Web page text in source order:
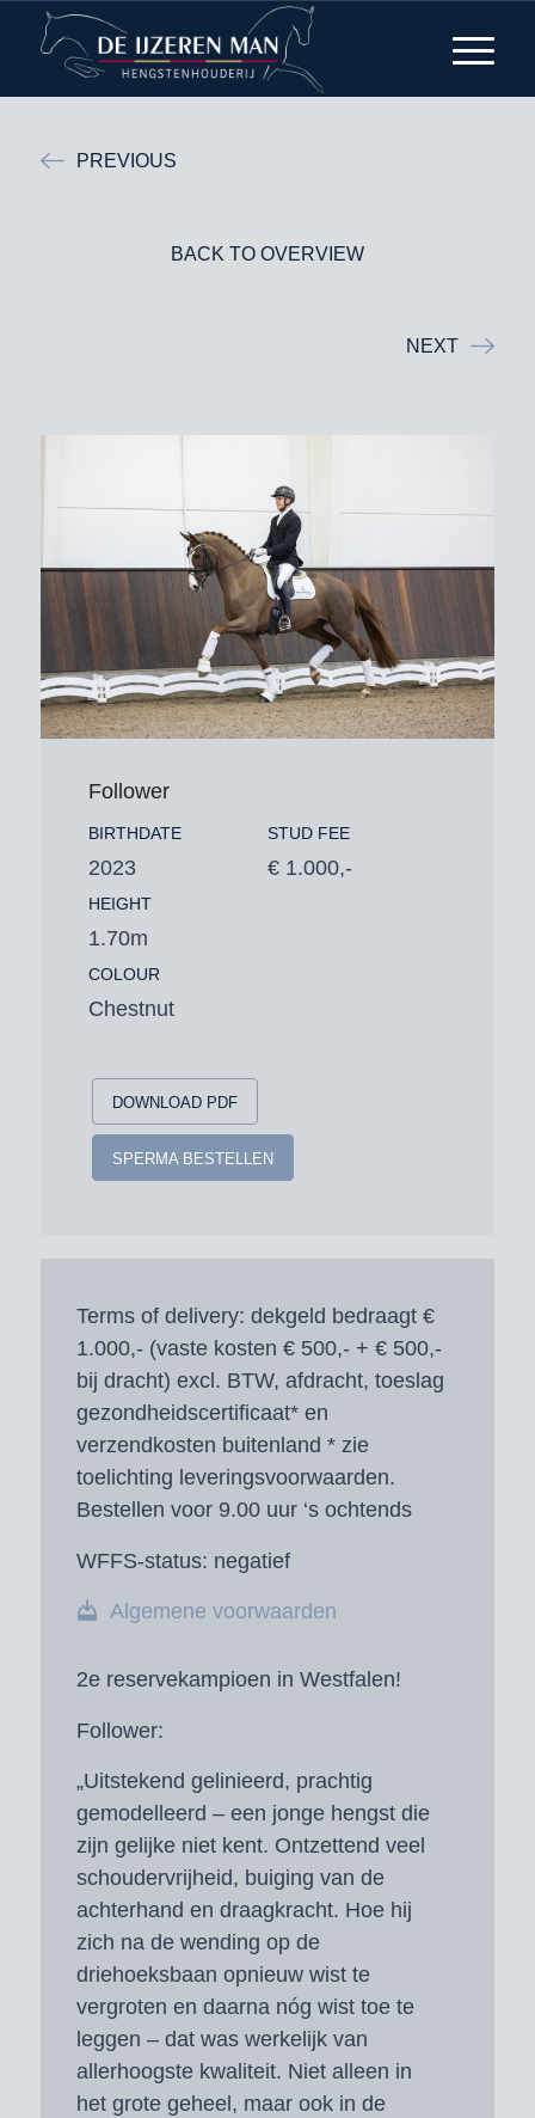
PREVIOUS
BACK TO OVERVIEW
NEXT
Follower
BIRTHDATE
2023
HEIGHT
1.70m
COLOUR
Chestnut
STUD FEE
€ 1.000,-
DOWNLOAD PDF
SPERMA BESTELLEN
Terms of delivery: dekgeld bedraagt €
1.000,- (vaste kosten € 500,- + € 500,-
bij dracht) excl. BTW, afdracht, toeslag
gezondheidscertificaat* en
verzendkosten buitenland * zie
toelichting leveringsvoorwaarden.
Bestellen voor 9.00 uur ‘s ochtends
WFFS-status: negatief
Algemene voorwaarden
2e reservekampioen in Westfalen!
Follower:
„Uitstekend gelinieerd, prachtig
gemodelleerd – een jonge hengst die
zijn gelijke niet kent. Ontzettend veel
schoudervrijheid, buiging van de
achterhand en draagkracht. Hoe hij
zich na de wending op de
driehoeksbaan opnieuw wist te
vergroten en daarna nóg wist toe te
leggen – dat was werkelijk van
allerhoogste kwaliteit. Niet alleen in
het grote geheel, maar ook in de